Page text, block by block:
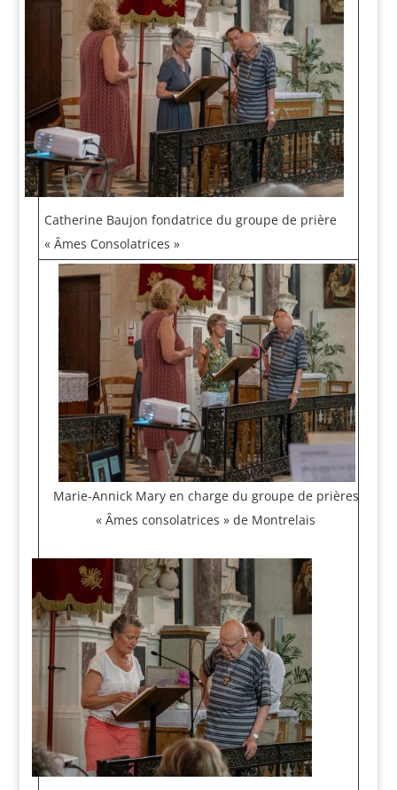
Catherine Baujon fondatrice du groupe de prière
« Âmes Consolatrices »
Marie-Annick Mary en charge du groupe de prières
« Âmes consolatrices » de Montrelais